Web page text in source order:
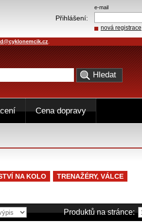
NA KOLO TRENAŽÉRY, VÁLCE
Produktů na stránce:
e-mail
Přihlášení:
nová registrace
Cena dopravy